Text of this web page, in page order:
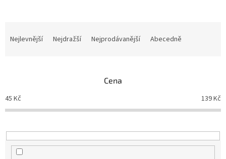
Nejlevnější Nejdražší Nejprodávanější Abecedně
Cena
45 Kč 139Kč